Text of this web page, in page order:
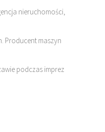
nieruchomości,
Producent maszyn
podczas imprez